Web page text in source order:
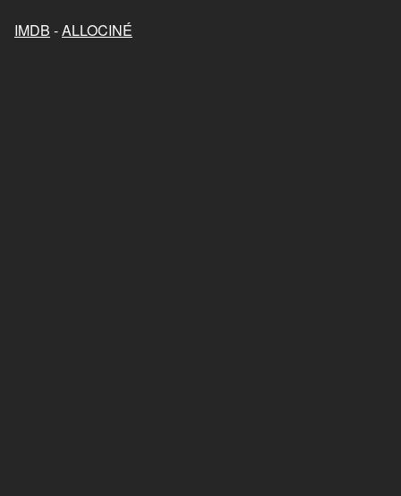
IMDB -ALLOCINÉ
aventure de Rroû